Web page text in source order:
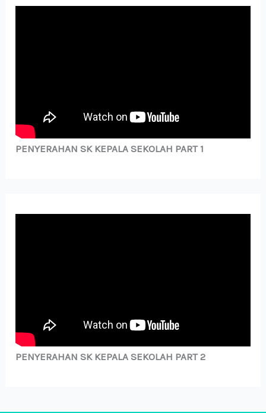
PENYERAHAN SK KEPALA SEKOLAH PART 1
PENYERAHAN SK KEPALA SEKOLAH PART 2